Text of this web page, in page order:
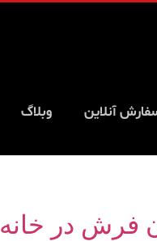
آنلاین وبلاگ
فرش در خانه